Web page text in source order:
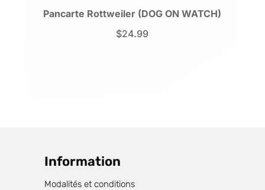
Pancarte Rottweiler (DOG ON WATCH)
$24.99
Information
Modalités et conditions